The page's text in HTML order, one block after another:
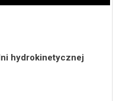
hydrokinetycznej